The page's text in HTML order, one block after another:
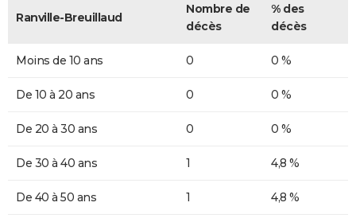
Ranville-Breuillaud
Nombre de
décès
% des
décès
Moins de 10 ans 0 0 %
De 10 à 20 ans 0 0 %
De 20 à 30 ans 0 0 %
De 30 à 40 ans 1 4,8 %
De 40 à 50 ans 1 4,8 %